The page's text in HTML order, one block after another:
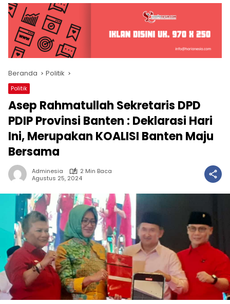
Beranda Politik
Politik
Asep Rahmatullah Sekretaris DPD
PDIP Provinsi Banten : Deklarasi Hari
Ini, Merupakan KOALISI Banten Maju
Bersama
Adminesia
2 Min Baca
Agustus 25, 2024